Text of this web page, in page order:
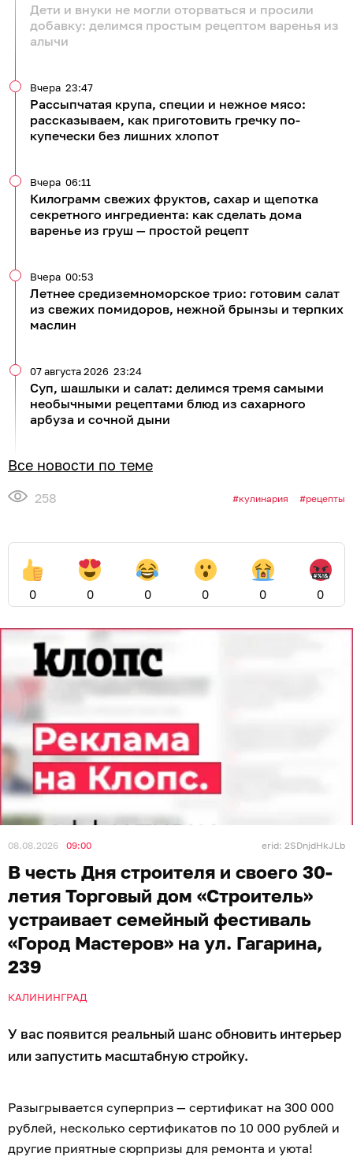
Дети и внуки не могли оторваться и просили
добавку: делимся простым рецептом варенья из
алычи
Рассыпчатая крупа, специи и нежное мясо:
рассказываем, как приготовить гречку по-
купечески без лишних хлопот
Вчера 23:47
Килограмм свежих фруктов, сахар и щепотка
секретного ингредиента: как сделать дома
варенье из груш — простой рецепт
Вчера 06:11
Летнее средиземноморское трио: готовим салат
из свежих помидоров, нежной брынзы и терпких
маслин
Вчера 00:53
Суп, шашлыки и салат: делимся тремя самыми
необычными рецептами блюд из сахарного
арбуза и сочной дыни
07 августа 2026 23:24
Все новости по теме
258 кулинария рецепты
0 0 0 0 0 0
08.08.2026 09:00 erid: 2SDnjdHkJLb
В честь Дня строителя и своего 30-
летия Торговый дом «Строитель»
устраивает семейный фестиваль
«Город Мастеров» на ул. Гагарина,
239
КАЛИНИНГРАД
У вас появится реальный шанс обновить интерьер
или запустить масштабную стройку.
Разыгрывается суперприз — сертификат на 300 000
рублей, несколько сертификатов по 10 000 рублей и
другие приятные сюрпризы для ремонта и уюта!